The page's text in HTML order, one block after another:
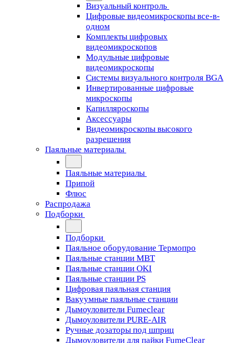
Визуальный контроль
Цифровые видеомикроскопы все-в-
одном
Комплекты цифровых
видеомикроскопов
Модульные цифровые
видеомикроскопы
Cистемы визуального контроля BGA
Инвертированные цифровые
микроскопы
Капилляроскопы
Аксессуары
Видеомикроскопы высокого
разрешения
Паяльные материалы
Паяльные материалы
Припой
Флюс
Распродажа
Подборки
Подборки
Паяльное оборудование Термопро
Паяльные станции MBT
Паяльные станции OKI
Паяльные станции PS
Цифровая паяльная станция
Вакуумные паяльные станции
Дымоуловители Fumeclear
Дымоуловители PURE-AIR
Ручные дозаторы под шприц
Дымоуловители для пайки FumeClear